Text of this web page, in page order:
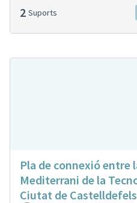
2 Suports
Pla de connexió entre
Mediterrani de la
Ciutat de Castelldefels